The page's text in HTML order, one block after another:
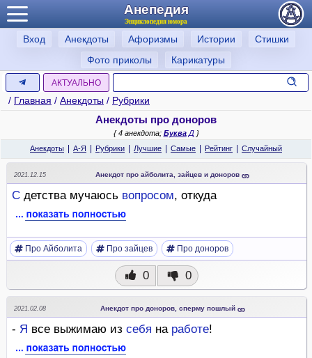
Анепедия
Энциклопедия юмора
Вход Анекдоты Афоризмы Истории
Стишки
Фото приколы
Карикатуры
АКТУАЛЬНО
/ Главная / Анекдоты / Рубрики
Анекдоты про доноров
{ 4 анекдота; БукваД}
Анекдоты
А-Я Рубрики Лучшие Самые Рейтинг Случайный
2021.12.15 Анекдот про айболита, зайцев и доноров
С детства мучаюсь вопросом, откуда
Про Айболита Про зайцев Про доноров
0 0
2021.02.08 Анекдот про доноров, сперму пошлый
- Я все выжимаю из себя на работе!